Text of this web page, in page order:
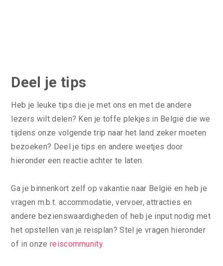
Deel je tips
Heb je leuke tips die je met ons en met de andere
lezers wilt delen? Ken je toffe plekjes in België die we
tijdens onze volgende trip naar het land zeker moeten
bezoeken? Deel je tips en andere weetjes door
hieronder een reactie achter te laten.
Ga je binnenkort zelf op vakantie naar België en heb je
vragen m.b.t. accommodatie, vervoer, attracties en
andere bezienswaardigheden of heb je input nodig met
het opstellen van je reisplan? Stel je vragen hieronder
of in onze reiscommunity.